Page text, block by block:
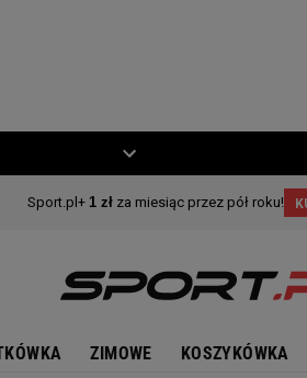
ZIMOWE KOSZYKÓWKA